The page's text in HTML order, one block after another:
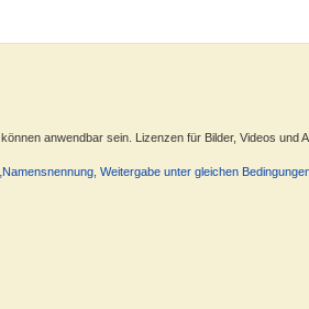
anwendbar sein. Lizenzen für Bilder, Videos und